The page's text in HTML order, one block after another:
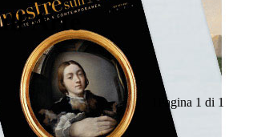
Pagina 1 di 1